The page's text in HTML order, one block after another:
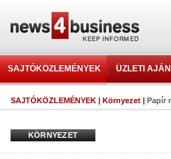
SAJTÓKÖZLEMÉNYEK ÜZLETI
SAJTÓKÖZLEMÉNYEK | Környezet | Papír
KÖRNYEZET